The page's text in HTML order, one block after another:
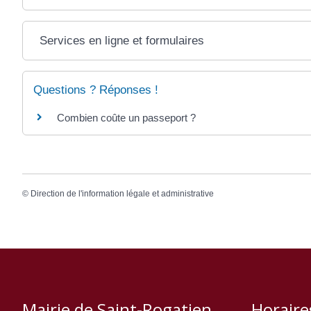
Services en ligne et formulaires
Questions ? Réponses !
Combien coûte un passeport ?
© Direction de l'information légale et administrative